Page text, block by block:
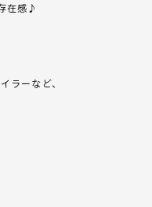
在感♪
ラーなど、